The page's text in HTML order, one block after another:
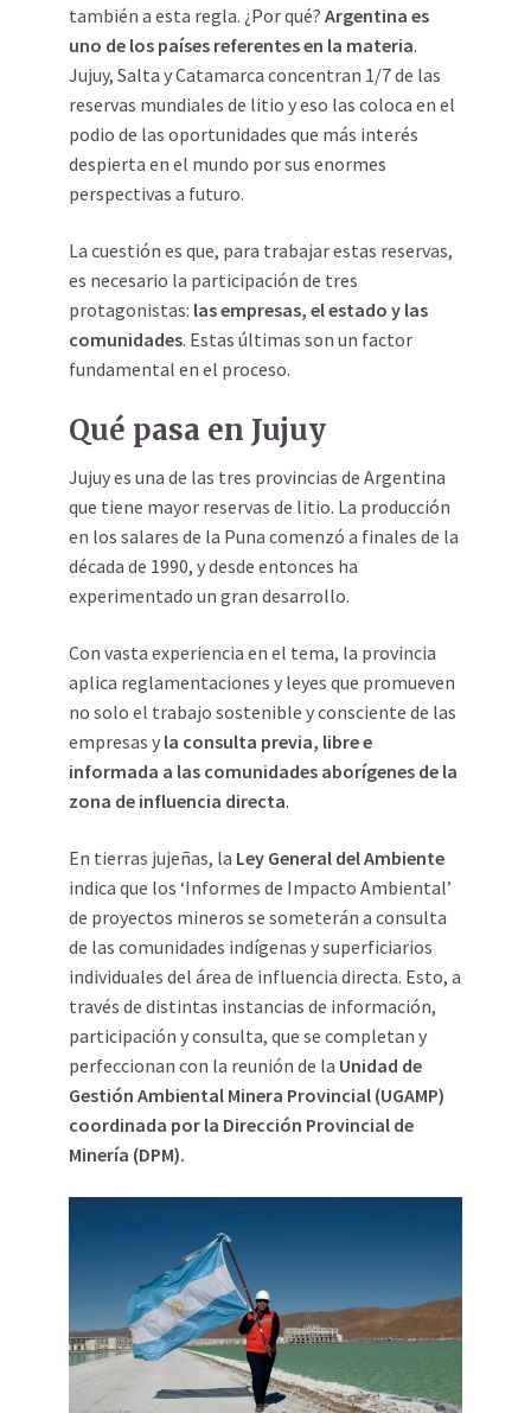
también a esta regla. ¿Por qué? Argentina es
uno de los países referentes en la materia.
Jujuy, Salta y Catamarca concentran 1/7 de las
reservas mundiales de litio y eso las coloca en el
podio de las oportunidades que más interés
despierta en el mundo por sus enormes
perspectivas a futuro.
La cuestión es que, para trabajar estas reservas,
es necesario la participación de tres
protagonistas: las empresas, el estado y las
comunidades. Estas últimas son un factor
fundamental en el proceso.
Qué pasa en Jujuy
Jujuy es una de las tres provincias de Argentina
que tiene mayor reservas de litio. La producción
en los salares de la Puna comenzó a finales de la
década de 1990, y desde entonces ha
experimentado un gran desarrollo.
Con vasta experiencia en el tema, la provincia
aplica reglamentaciones y leyes que promueven
no solo el trabajo sostenible y consciente de las
empresas y la consulta previa, libre e
informada a las comunidades aborígenes de la
zona de influencia directa.
En tierras jujeñas, la Ley General del Ambiente
indica que los ‘Informes de Impacto Ambiental’
de proyectos mineros se someterán a consulta
de las comunidades indígenas y superficiarios
individuales del área de influencia directa. Esto, a
través de distintas instancias de información,
participación y consulta, que se completan y
perfeccionan con la reunión de la Unidad de
Gestión Ambiental Minera Provincial (UGAMP)
coordinada por la Dirección Provincial de
Minería (DPM).